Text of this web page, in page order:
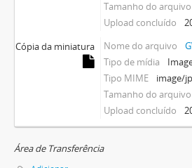
Tamanho do arquivo
Upload concluído
Cópia da miniatura
Nome do arquivo
Tipo de mídia
Tipo MIME
image/
Tamanho do arquivo
Upload concluído
Área de Transferência